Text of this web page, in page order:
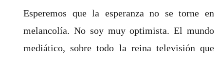
Esperemos que la esperanza no se torne en
melancolía. No soy muy optimista. El mundo
mediático, sobre todo la reina televisión que